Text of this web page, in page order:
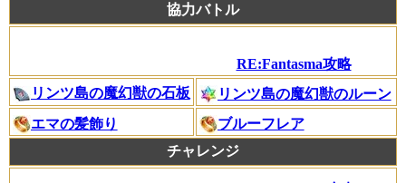
協力バトル
RE:Fantasma攻略
リンツ島の魔幻獣の石板
リンツ島の魔幻獣のルーン
エマの髪飾り
ブルーフレア
チャレンジ